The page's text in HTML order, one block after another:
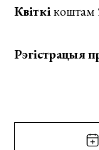
Квіткі коштам
Рэгістрацыя